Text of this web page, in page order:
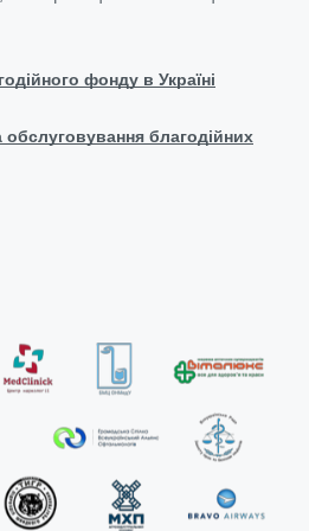
фонду в Україні
обслуговування благодійних